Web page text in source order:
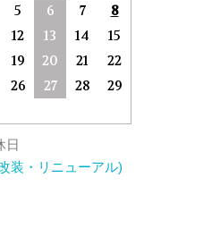
5 6 7
8
12 13 14
15
19 20 21
22
26 27 28
29
日
装・リニューアル)